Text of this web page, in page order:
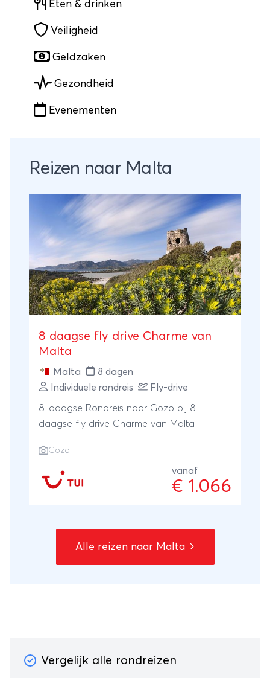
Eten & drinken
Veiligheid
Geldzaken
Gezondheid
Evenementen
Reizen naar Malta
8 daagse fly drive Charme van
Malta
Malta
8 dagen
Individuele rondreis
Fly-drive
8-daagse Rondreis naar Gozo bij 8
daagse fly drive Charme van Malta
Gozo
vanaf
€ 1.066
Alle reizen naar Malta
Vergelijk alle rondreizen